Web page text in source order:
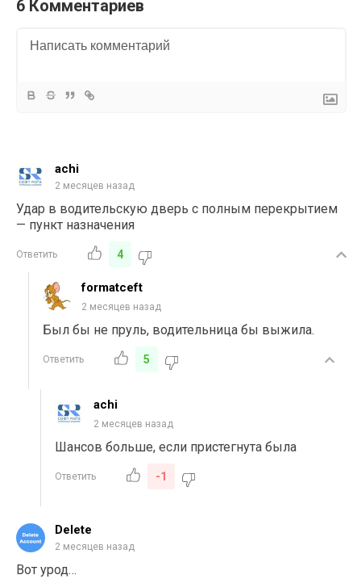
6 Комментариев
achi
2 месяцев назад
Удар в водительскую дверь с полным перекрытием
— пункт назначения
Ответить 4
formatceft
2 месяцев назад
Был бы не пруль, водительница бы выжила.
Ответить 5
achi
2 месяцев назад
Шансов больше, если пристегнута была
Ответить -1
Delete
2 месяцев назад
Вот урод…